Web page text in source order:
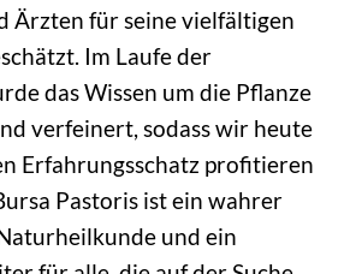
Ärzten für seine vielfältigen
Im Laufe der
das Wissen um die Pflanze
verfeinert, sodass wir heute
Erfahrungsschatz profitieren
Pastoris ist ein wahrer
und ein